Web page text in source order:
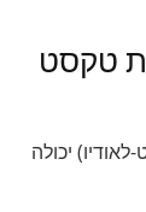
טקסט
יכולה